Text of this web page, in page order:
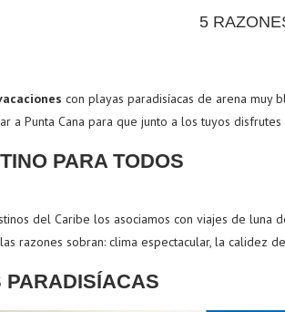
5
con playas paradisíacas de arena muy
a Punta Cana para que junto a los tuyos
PARA TODOS
del Caribe los asociamos con viajes de luna
razones sobran: clima espectacular, la calidez
PARADISÍACAS